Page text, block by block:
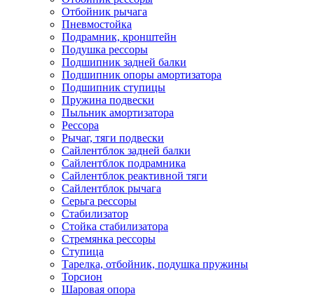
Отбойник рычага
Пневмостойка
Подрамник, кронштейн
Подушка рессоры
Подшипник задней балки
Подшипник опоры амортизатора
Подшипник ступицы
Пружина подвески
Пыльник амортизатора
Рессора
Рычаг, тяги подвески
Сайлентблок задней балки
Сайлентблок подрамника
Сайлентблок реактивной тяги
Сайлентблок рычага
Серьга рессоры
Стабилизатор
Стойка стабилизатора
Стремянка рессоры
Ступица
Тарелка, отбойник, подушка пружины
Торсион
Шаровая опора